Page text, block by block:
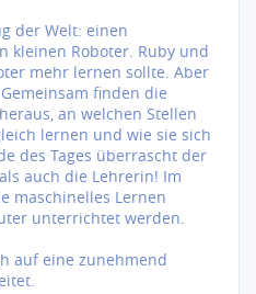
der Welt: einen
kleinen Roboter. Ruby und
mehr lernen sollte. Aber
finden die
an welchen Stellen
lernen und wie sie sich
des Tages überrascht der
auch die Lehrerin! Im
maschinelles Lernen
unterrichtet werden.
auf eine zunehmend